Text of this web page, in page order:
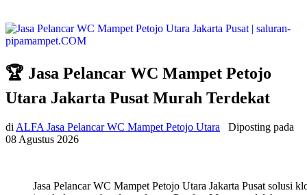
🏆 Jasa Pelancar WC Mampet Petojo
Utara Jakarta Pusat Murah Terdekat
di ALFA Jasa Pelancar WC Mampet Petojo Utara
Diposting pada
08 Agustus 2026
Jasa Pelancar WC Mampet Petojo Utara Jakarta Pusat solusi